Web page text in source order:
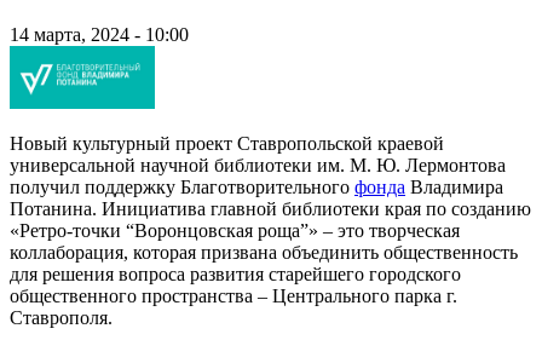
14 марта, 2024 - 10:00
Новый культурный проект Ставропольской краевой
универсальной научной библиотеки им. М. Ю. Лермонтова
получил поддержку Благотворительного фонда Владимира
Потанина. Инициатива главной библиотеки края по созданию
«Ретро-точки “Воронцовская роща”» – это творческая
коллаборация, которая призвана объединить общественность
для решения вопроса развития старейшего городского
общественного пространства – Центрального парка г.
Ставрополя.